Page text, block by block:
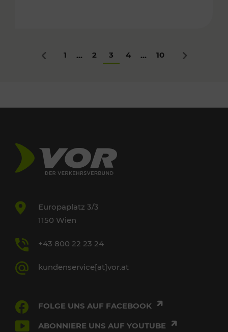
Zurück
1 ... 2 3 4 ... 10 Nächstes
Europaplatz 3/3
1150 Wien
+43 800 22 23 24
kundenservice[at]vor.at
FOLGE UNS AUF FACEBOOK
ABONNIERE UNS AUF YOUTUBE